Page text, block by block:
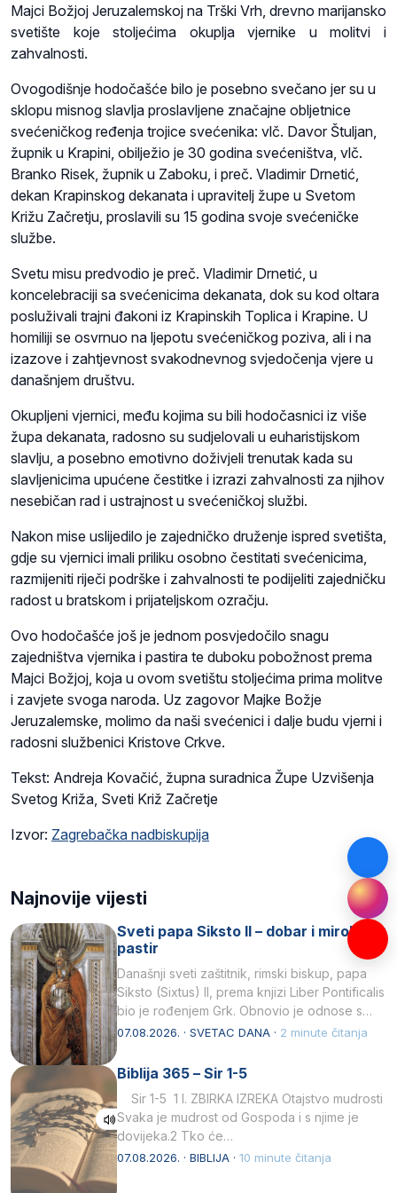
Majci Božjoj Jeruzalemskoj na Trški Vrh, drevno marijansko
svetište koje stoljećima okuplja vjernike u molitvi i
zahvalnosti.
Ovogodišnje hodočašće bilo je posebno svečano jer su u
sklopu misnog slavlja proslavljene značajne obljetnice
svećeničkog ređenja trojice svećenika: vlč. Davor Štuljan,
župnik u Krapini, obilježio je 30 godina svećeništva, vlč.
Branko Risek, župnik u Zaboku, i preč. Vladimir Drnetić,
dekan Krapinskog dekanata i upravitelj župe u Svetom
Križu Začretju, proslavili su 15 godina svoje svećeničke
službe.
Svetu misu predvodio je preč. Vladimir Drnetić, u
koncelebraciji sa svećenicima dekanata, dok su kod oltara
posluživali trajni đakoni iz Krapinskih Toplica i Krapine. U
homiliji se osvrnuo na ljepotu svećeničkog poziva, ali i na
izazove i zahtjevnost svakodnevnog svjedočenja vjere u
današnjem društvu.
Okupljeni vjernici, među kojima su bili hodočasnici iz više
župa dekanata, radosno su sudjelovali u euharistijskom
slavlju, a posebno emotivno doživjeli trenutak kada su
slavljenicima upućene čestitke i izrazi zahvalnosti za njihov
nesebičan rad i ustrajnost u svećeničkoj službi.
Nakon mise uslijedilo je zajedničko druženje ispred svetišta,
gdje su vjernici imali priliku osobno čestitati svećenicima,
razmijeniti riječi podrške i zahvalnosti te podijeliti zajedničku
radost u bratskom i prijateljskom ozračju.
Ovo hodočašće još je jednom posvjedočilo snagu
zajedništva vjernika i pastira te duboku pobožnost prema
Majci Božjoj, koja u ovom svetištu stoljećima prima molitve
i zavjete svoga naroda. Uz zagovor Majke Božje
Jeruzalemske, molimo da naši svećenici i dalje budu vjerni i
radosni službenici Kristove Crkve.
Tekst: Andreja Kovačić, župna suradnica Župe Uzvišenja
Svetog Križa, Sveti Križ Začretje
Izvor: Zagrebačka nadbiskupija
Najnovije vijesti
Sveti papa Siksto II – dobar i miroljubiv
pastir
Današnji sveti zaštitnik, rimski biskup, papa
Siksto (Sixtus) II, prema knjizi Liber Pontificalis
bio je rođenjem Grk. Obnovio je odnose s
afričkim…
07.08.2026. · SVETAC DANA · 2 minute čitanja
Biblija 365 – Sir 1-5
Sir 1-5 1 I. ZBIRKA IZREKA Otajstvo mudrosti
Svaka je mudrost od Gospoda i s njime je
dovijeka.2 Tko će…
07.08.2026. · BIBLIJA · 10 minute čitanja